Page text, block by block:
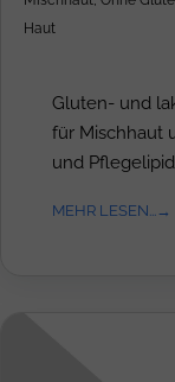
Haut
Gluten- und
für Mischhaut
und
MEHR LESEN...